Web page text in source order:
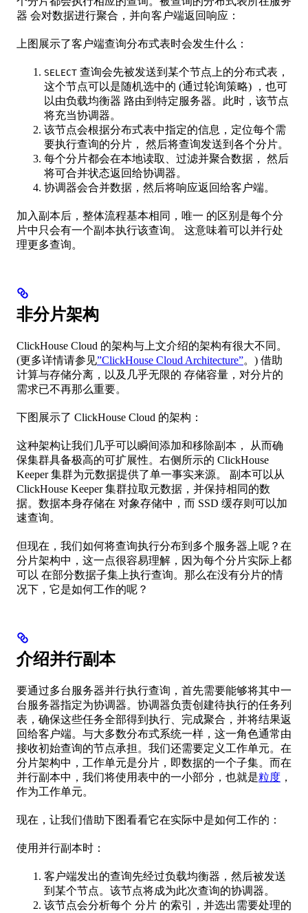
器 会对数据进行聚合，并向客户端返回响应：
上图展示了客户端查询分布式表时会发生什么：
SELECT 查询会先被发送到某个节点上的分布式表，
这个节点可以是随机选中的 (通过轮询策略) ，也可
以由负载均衡器 路由到特定服务器。此时，该节点
将充当协调器。
该节点会根据分布式表中指定的信息，定位每个需
要执行查询的分片， 然后将查询发送到各个分片。
每个分片都会在本地读取、过滤并聚合数据， 然后
将可合并状态返回给协调器。
协调器会合并数据，然后将响应返回给客户端。
加入副本后，整体流程基本相同，唯一 的区别是每个分
片中只会有一个副本执行该查询。 这意味着可以并行处
理更多查询。
非分片架构
ClickHouse Cloud 的架构与上文介绍的架构有很大不同。
(更多详情请参见”ClickHouse Cloud Architecture”。) 借助
计算与存储分离，以及几乎无限的 存储容量，对分片的
需求已不再那么重要。
下图展示了 ClickHouse Cloud 的架构：
这种架构让我们几乎可以瞬间添加和移除副本， 从而确
保集群具备极高的可扩展性。右侧所示的 ClickHouse
Keeper 集群为元数据提供了单一事实来源。 副本可以从
ClickHouse Keeper 集群拉取元数据，并保持相同的数
据。数据本身存储在 对象存储中，而 SSD 缓存则可以加
速查询。
但现在，我们如何将查询执行分布到多个服务器上呢？在
分片架构中，这一点很容易理解，因为每个分片实际上都
可以 在部分数据子集上执行查询。那么在没有分片的情
况下，它是如何工作的呢？
介绍并行副本
要通过多台服务器并行执行查询，首先需要能够将其中一
台服务器指定为协调器。协调器负责创建待执行的任务列
表，确保这些任务全部得到执行、完成聚合，并将结果返
回给客户端。与大多数分布式系统一样，这一角色通常由
接收初始查询的节点承担。我们还需要定义工作单元。在
分片架构中，工作单元是分片，即数据的一个子集。而在
并行副本中，我们将使用表中的一小部分，也就是粒度 ，
作为工作单元。
现在，让我们借助下图看看它在实际中是如何工作的：
使用并行副本时：
客户端发出的查询先经过负载均衡器，然后被发送
到某个节点。该节点将成为此次查询的协调器。
该节点会分析每个 分片 的索引，并选出需要处理的